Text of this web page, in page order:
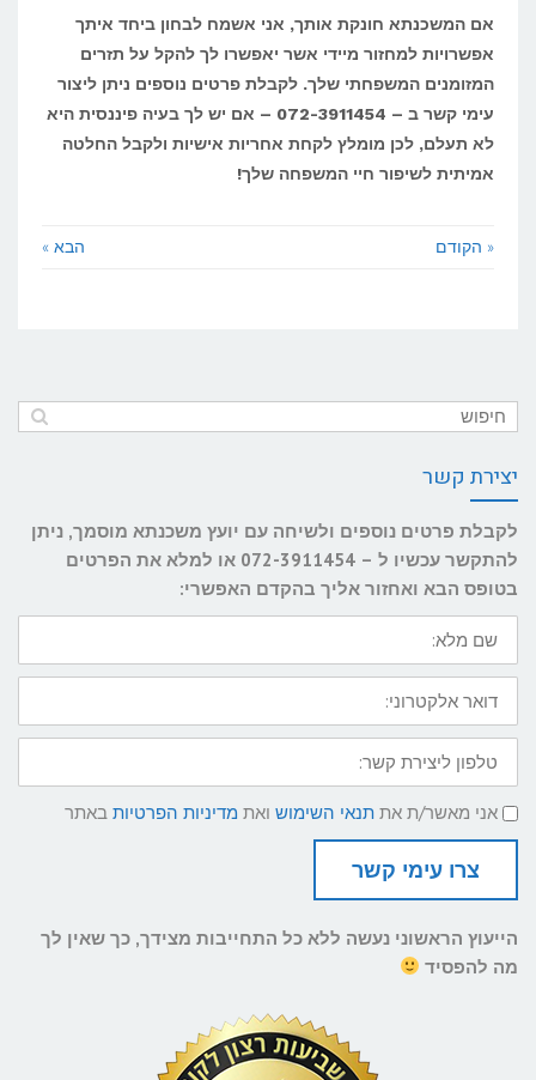
אם המשכנתא חונקת אותך, אני אשמח לבחון ביחד איתך
אפשרויות למחזור מיידי אשר יאפשרו לך להקל על תזרים
המזומנים המשפחתי שלך. לקבלת פרטים נוספים ניתן ליצור
עימי קשר ב – 072-3911454 – אם יש לך בעיה פיננסית היא
לא תעלם, לכן מומלץ לקחת אחריות אישיות ולקבל החלטה
אמיתית לשיפור חיי המשפחה שלך!
« הקודם הבא »
יצירת קשר
לקבלת פרטים נוספים ולשיחה עם יועץ משכנתא מוסמך, ניתן
להתקשר עכשיו ל – 072-3911454 או למלא את הפרטים
בטופס הבא ואחזור אליך בהקדם האפשרי:
שם
מלא:
דואר
אלקטרוני:
טלפון
ליצירת
קשר:
תנאי
שימוש
ומדיניות
פרטיות
אני מאשר/ת את תנאי השימוש ואת מדיניות הפרטיות באתר
צרו עימי קשר
הייעוץ הראשוני נעשה ללא כל התחייבות מצידך, כך שאין לך
מה להפסיד